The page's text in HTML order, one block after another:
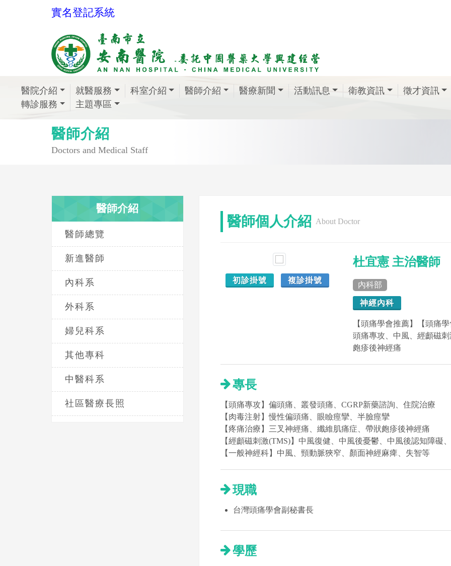
實名登記系統
醫院介紹 就醫服務 科室介紹 醫師介紹 醫療新聞 活動訊息 衛教資訊
徵才資訊
轉診服務
主題專區
醫師介紹
Doctors and Medical Staff
醫師介紹
醫師總覽
新進醫師
內科系
外科系
婦兒科系
其他專科
中醫科系
社區醫療長照
醫師個人介紹 About Doctor
初診掛號 複診掛號
杜宜憲 主治醫師
內科部
神經內科
【頭痛學會推薦】【頭痛
頭痛專攻、中風、經顱磁
皰疹後神經痛
專長
【頭痛專攻】偏頭痛、叢發頭痛、CGRP新藥諮詢、住院治療
【肉毒注射】慢性偏頭痛、眼瞼痙攣、半臉痙攣
【疼痛治療】三叉神經痛、纖維肌痛症、帶狀皰疹後神經痛
【經顱磁刺激(TMS)】中風復健、中風後憂鬱、中風後認知障礙
【一般神經科】中風、頸動脈狹窄、顏面神經麻痺、失智等
現職
台灣頭痛學會副秘書長
學歷